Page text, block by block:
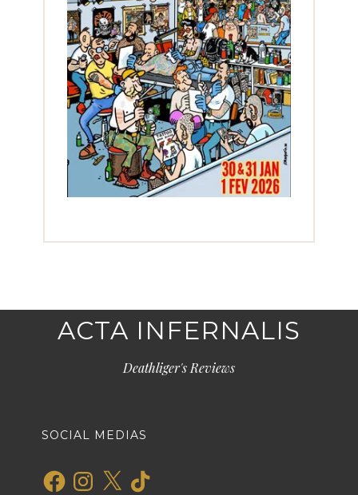
ACTA INFERNALIS
Deathliger's Reviews
SOCIAL MEDIAS
FacebookInstagram
X TikTok